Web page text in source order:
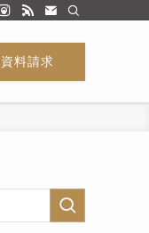
資料請求